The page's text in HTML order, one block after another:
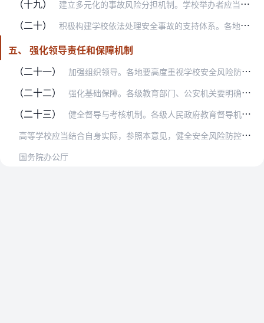
（十九） 建立多元化的事故风险分担机制。学校举办者应当按规定为学校购买校方责任险，义务教育阶段学校投保校方责任险所需经费从公用经费中列支，其他学校投保校方责任险的费用，由…
（二十） 积极构建学校依法处理安全事故的支持体系。各地要采取措施，在中小学推广建立法律顾问制度。教育部门和学校要建立健全新闻发言人制度，增强事故发生后的舆情应对能力。要发…
五、 强化领导责任和保障机制
（二十一）
加强组织领导。各地要高度重视学校安全风险防控工作，将学校安全作为经济社会发展的重要指标和社会治理的重要内容，建立党委领导、政府主导、相关部门和单位参加的学校安全…
（二十二） 强化基础保障。各级教育部门、公安机关要明确归口负责学校安全风险防控的专门机构，完善组织体系与工作机制，配齐配强工作力量。各级机构编制部门要根据工作需要，优化现有…
（二十三） 健全督导与考核机制。各级人民政府教育督导机构要将学校安全工作作为教育督导的重要内容，加强对政府及各有关部门、学校落实安全风险防控职责的监督、检查。对重大安全事故…
高
等学校应当结合自身实际，参照本意见，健全安全风险防控体系，完善工作机制和建设方案，所在地的地方人民政府及有关部门应当予以指导、支持，切实履行相关职责。
国务院办公厅